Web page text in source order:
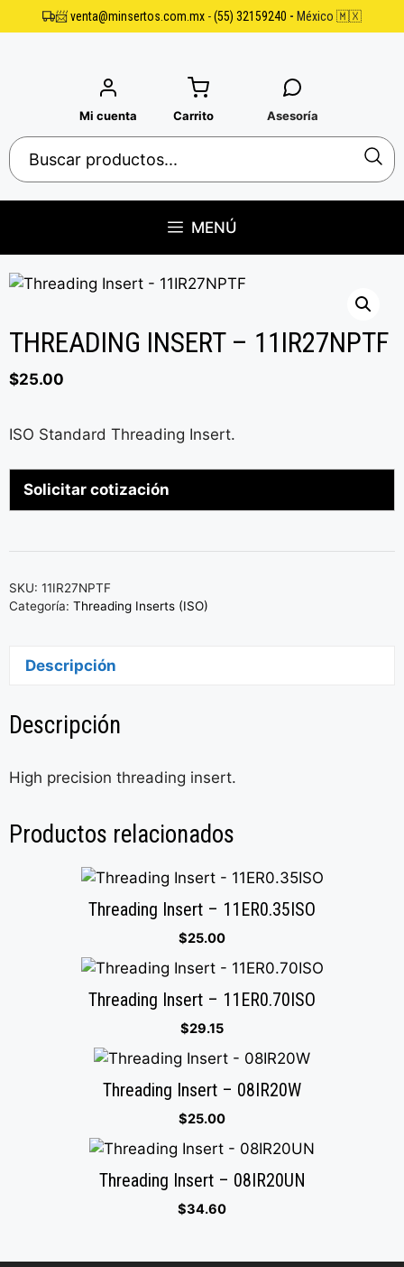
al
📨venta@minsertos.com.mx -(55) 32159240 - México 🇲🇽
Mi cuenta Carrito Asesoría
MENÚ
THREADING INSERT – 11IR27NPTF
$25.00
ISO Standard Threading Insert.
Solicitar cotización
SKU: 11IR27NPTF
Categoría: Threading Inserts (ISO)
Descripción
Descripción
High precision threading insert.
Productos relacionados
Threading Insert – 11ER0.35ISO
$25.00
Threading Insert – 11ER0.70ISO
$29.15
Threading Insert – 08IR20W
$25.00
Threading Insert – 08IR20UN
$34.60